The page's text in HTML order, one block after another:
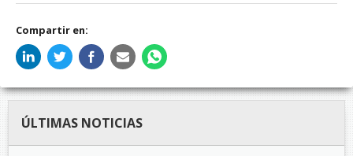
Compartir en:
ÚLTIMAS NOTICIAS